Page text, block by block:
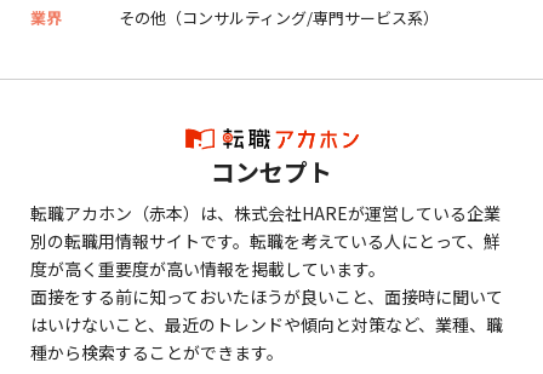
業界
その他（コンサルティング/専門サービス系）
コンセプト
転職アカホン（赤本）は、株式会社HAREが運営している企業
別の転職用情報サイトです。転職を考えている人にとって、鮮
度が高く重要度が高い情報を掲載しています。
面接をする前に知っておいたほうが良いこと、面接時に聞いて
はいけないこと、最近のトレンドや傾向と対策など、業種、職
種から検索することができます。